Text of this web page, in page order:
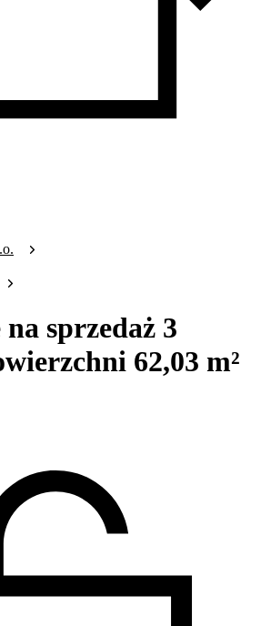
sprzedaż 3
62,03 m²